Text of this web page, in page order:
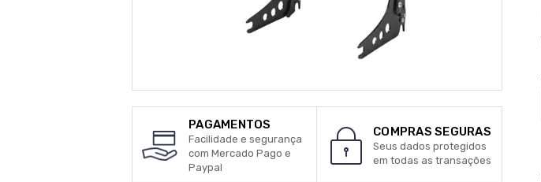
PAGAMENTOS
Facilidade e segurança
com Mercado Pago e
Paypal
COMPRAS SEGURAS
Seus dados protegidos
em todas as transações